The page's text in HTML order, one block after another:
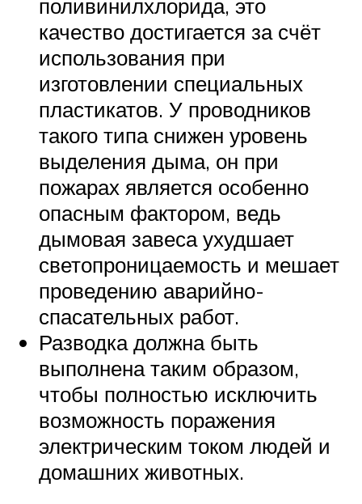
поливинилхлорида, это
качество достигается за счёт
использования при
изготовлении специальных
пластикатов. У проводников
такого типа снижен уровень
выделения дыма, он при
пожарах является особенно
опасным фактором, ведь
дымовая завеса ухудшает
светопроницаемость и мешает
проведению аварийно-
спасательных работ.
Разводка должна быть
выполнена таким образом,
чтобы полностью исключить
возможность поражения
электрическим током людей и
домашних животных.